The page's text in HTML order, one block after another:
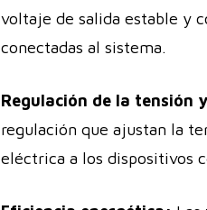
voltaje de salida estable y
conectadas al sistema.
Regulación de la tensión
regulación que ajustan la
eléctrica a los dispositivos